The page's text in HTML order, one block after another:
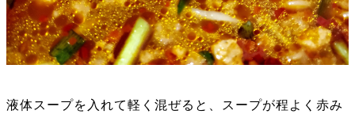
液体スープを入れて軽く混ぜると、スープが程よく赤み